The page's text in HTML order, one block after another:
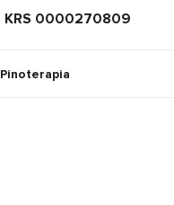
KRS 0000270809
Pinoterapia